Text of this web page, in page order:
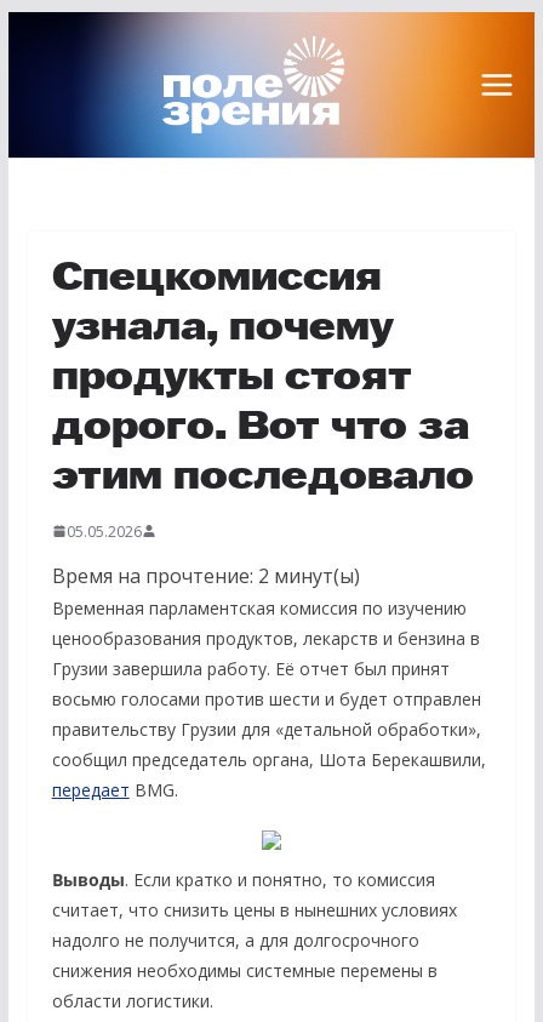
Спецкомиссия
узнала, почему
продукты стоят
дорого. Вот что за
этим последовало
05.05.2026
Время на прочтение: 2 минут(ы)
Временная парламентская комиссия по изучению
ценообразования продуктов, лекарств и бензина в
Грузии завершила работу. Её отчет был принят
восьмю голосами против шести и будет отправлен
правительству Грузии для «детальной обработки»,
сообщил председатель органа, Шота Берекашвили,
передает BMG.
Выводы. Если кратко и понятно, то комиссия
считает, что снизить цены в нынешних условиях
надолго не получится, а для долгосрочного
снижения необходимы системные перемены в
области логистики.